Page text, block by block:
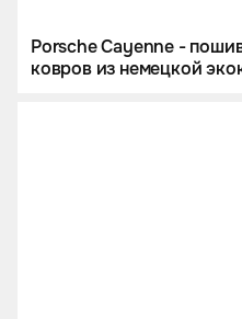
Porsche Cayenne -
ковров из немецкой